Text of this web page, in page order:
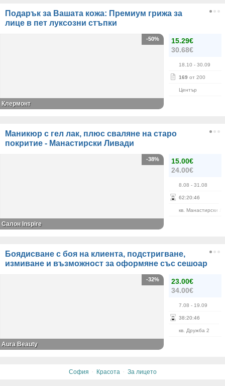
Подарък за Вашата кожа: Премиум грижа за
лице в пет луксозни стъпки
15.29€
30.68€
18.10 - 30.09
169 от 200
Център
-50%
Клермонт
Маникюр с гел лак, плюс сваляне на старо
покритие - Манастирски Ливади
15.00€
24.00€
8.08 - 31.08
62:20:46
кв. Манастирски
-38%
Салон Inspire
Боядисване с боя на клиента, подстригване,
измиване и възможност за оформяне със сешоар
23.00€
34.00€
7.08 - 19.09
38:20:46
кв. Дружба 2
-32%
Aura Beauty
София · Красота · За лицето